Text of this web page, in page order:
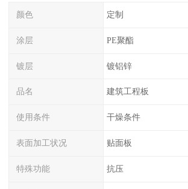
颜色 定制
涂层 PE聚酯
镀层 镀铝锌
品名 建筑工程板
使用条件 干燥条件
表面加工状况 贴面板
特殊功能 抗压